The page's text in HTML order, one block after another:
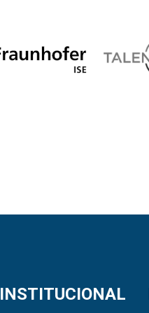
INSTITUCIONAL